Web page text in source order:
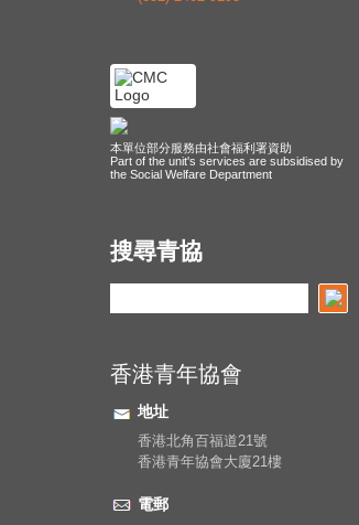
本單位部分服務由社會福利署資助
Part of the unit's services are subsidised by
the Social Welfare Department
搜尋青協
香港青年協會
地址
香港北角百福道21號
香港青年協會大廈21樓
電郵